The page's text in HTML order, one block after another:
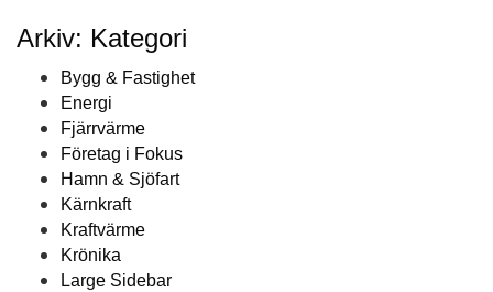
Arkiv: Kategori
Bygg & Fastighet
Energi
Fjärrvärme
Företag i Fokus
Hamn & Sjöfart
Kärnkraft
Kraftvärme
Krönika
Large Sidebar